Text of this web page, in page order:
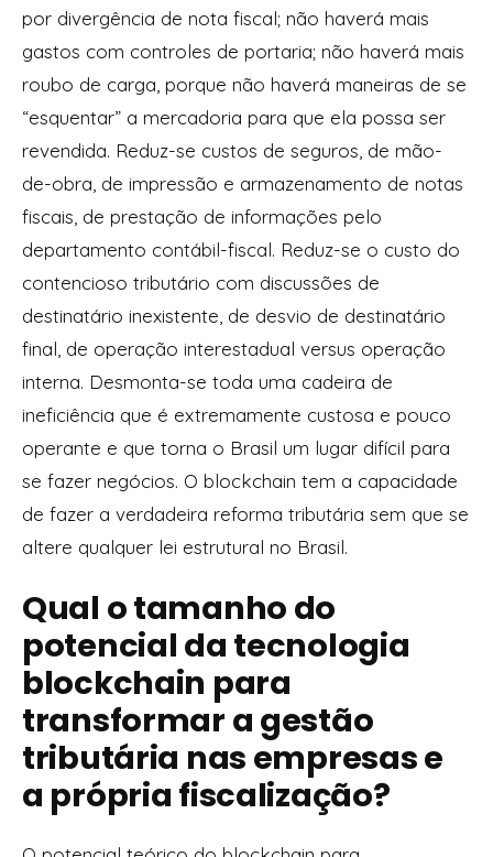
por divergência de nota fiscal; não haverá mais
gastos com controles de portaria; não haverá mais
roubo de carga, porque não haverá maneiras de se
“esquentar” a mercadoria para que ela possa ser
revendida. Reduz-se custos de seguros, de mão-
de-obra, de impressão e armazenamento de notas
fiscais, de prestação de informações pelo
departamento contábil-fiscal. Reduz-se o custo do
contencioso tributário com discussões de
destinatário inexistente, de desvio de destinatário
final, de operação interestadual versus operação
interna. Desmonta-se toda uma cadeira de
ineficiência que é extremamente custosa e pouco
operante e que torna o Brasil um lugar difícil para
se fazer negócios. O blockchain tem a capacidade
de fazer a verdadeira reforma tributária sem que se
altere qualquer lei estrutural no Brasil.
Qual o tamanho do
potencial da tecnologia
blockchain para
transformar a gestão
tributária nas empresas e
a própria fiscalização?